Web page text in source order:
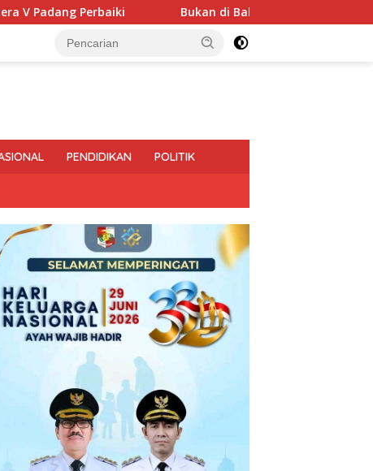
Bukan di Bali, Ngaben Massal Balinuraga Memikat Turis
PENDIDIKAN POLITIK